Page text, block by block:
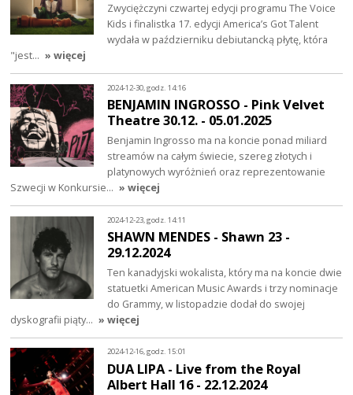
Zwyciężczyni czwartej edycji programu The Voice
Kids i finalistka 17. edycji America’s Got Talent
wydała w październiku debiutancką płytę, która
"jest… » więcej
2024-12-30, godz. 14:16
BENJAMIN INGROSSO - Pink Velvet
Theatre 30.12. - 05.01.2025
Benjamin Ingrosso ma na koncie ponad miliard
streamów na całym świecie, szereg złotych i
platynowych wyróżnień oraz reprezentowanie
Szwecji w Konkursie… » więcej
2024-12-23, godz. 14:11
SHAWN MENDES - Shawn 23 -
29.12.2024
Ten kanadyjski wokalista, który ma na koncie dwie
statuetki American Music Awards i trzy nominacje
do Grammy, w listopadzie dodał do swojej
dyskografii piąty… » więcej
2024-12-16, godz. 15:01
DUA LIPA - Live from the Royal
Albert Hall 16 - 22.12.2024